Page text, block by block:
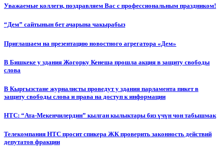
Уважаемые коллеги, поздравляем Вас с профессиональным праздником!
“Дем” сайтынын бет ачарына чакырабыз
Приглашаем на презентацию новостного агрегатора «Дем»
В Бишкеке у здания Жогорку Кенеша прошла акция в защиту свободы
слова
В Кыргызстане журналисты проведут у здания парламента пикет в
защиту свободы слова и права на доступ к информации
НТС: “Ата-Мекенчилердин” кылган кылыктары биз үчүн чон табышмак
Телекомпания НТС просит спикера ЖК проверить законность действий
депутатов фракции